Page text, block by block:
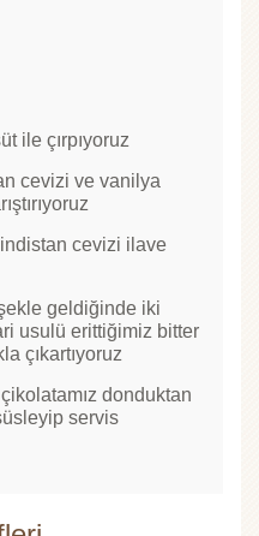
ile çırpıyoruz
cevizi ve vanilya
cevizi ilave
geldiğinde iki
usulü erittiğimiz bitter
çıkartıyoruz
donduktan
servis